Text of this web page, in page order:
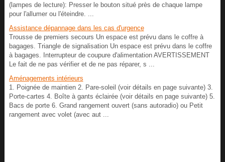
(lampes de lecture): Presser le bouton situé près de chaque lampe
pour l'allumer ou l'éteindre. ...
Assistance dépannage dans les cas d'urgence
Trousse de premiers secours Un espace est prévu dans le coffre à
bagages. Triangle de signalisation Un espace est prévu dans le coffre
à bagages. Interrupteur de coupure d'alimentation AVERTISSEMENT
Le fait de ne pas vérifier et de ne pas réparer, s ...
Aménagements intérieurs
1. Poignée de maintien 2. Pare-soleil (voir détails en page suivante) 3.
Porte-cartes 4. Boîte à gants éclairée (voir détails en page suivante) 5.
Bacs de porte 6. Grand rangement ouvert (sans autoradio) ou Petit
rangement avec volet (avec aut ...